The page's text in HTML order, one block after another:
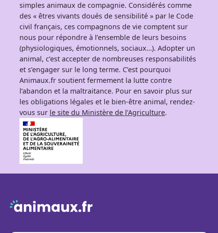
simples animaux de compagnie. Considérés comme
des « êtres vivants doués de sensibilité » par le Code
civil français, ces compagnons de vie comptent sur
nous pour répondre à l’ensemble de leurs besoins
(physiologiques, émotionnels, sociaux…). Adopter un
animal, c’est accepter de nombreuses responsabilités
et s’engager sur le long terme. C’est pourquoi
Animaux.fr soutient fermement la lutte contre
l’abandon et la maltraitance. Pour en savoir plus sur
les obligations légales et le bien-être animal, rendez-
vous sur le site du Ministère de l’Agriculture.